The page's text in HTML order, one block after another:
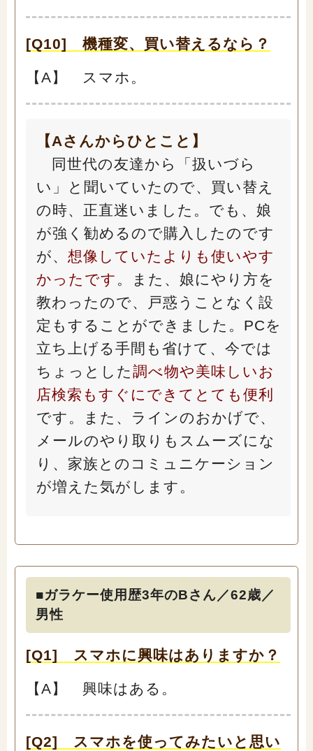
[Q10] 機種変、買い替えるなら？
【A】 スマホ。
【Aさんからひとこと】
同世代の友達から「扱いづら
い」と聞いていたので、買い替え
の時、正直迷いました。でも、娘
が強く勧めるので購入したのです
が、 想像していたよりも使いやす
かったです 。また、娘にやり方を
教わったので、戸惑うことなく設
定もすることができました。PCを
立ち上げる手間も省けて、今では
ちょっとした調べ物や美味しいお
店検索もすぐにできてとても便利
です。また、ラインのおかげで、
メールのやり取りもスムーズにな
り、家族とのコミュニケーション
が増えた気がします。
■ガラケー使用歴3年のBさん／62歳／
男性
[Q1] スマホに興味はありますか？
【A】 興味はある。
[Q2] スマホを使ってみたいと思い